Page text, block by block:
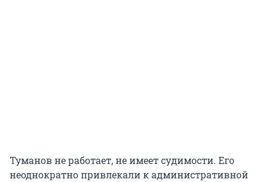
Туманов не работает, не имеет судимости. Его
неоднократно привлекали к административной